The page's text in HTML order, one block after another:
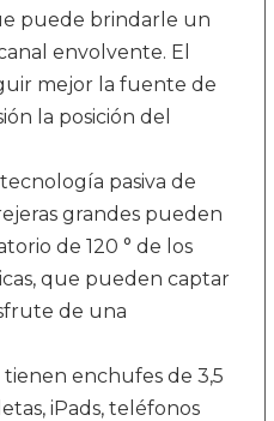
puede brindarle un
envolvente. El
mejor la fuente de
la posición del
pasiva de
grandes pueden
de 120 ° de los
que pueden captar
de una
enchufes de 3,5
iPads, teléfonos